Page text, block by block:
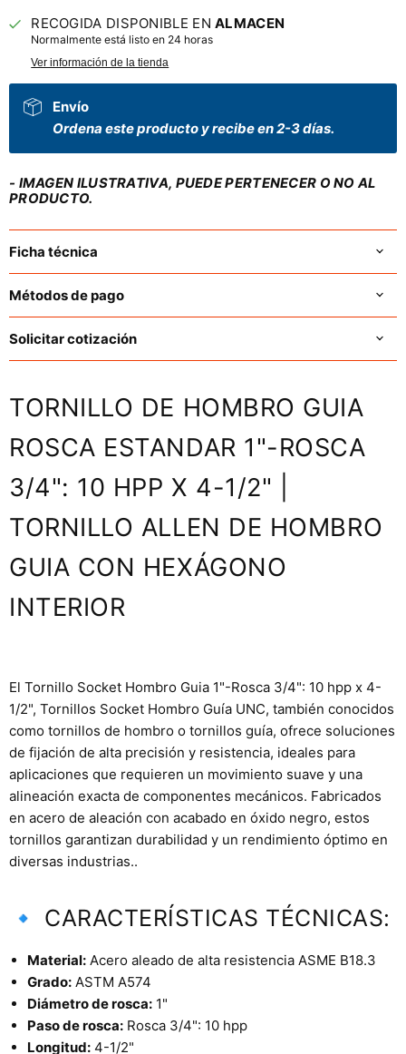
RECOGIDA DISPONIBLE ENALMACEN
Normalmente está listo en 24 horas
Ver información de la tienda
Envío
Ordena este producto y recibe en 2-3 días.
- IMAGEN ILUSTRATIVA, PUEDE PERTENECER O NO AL
PRODUCTO.
Ficha técnica
Métodos de pago
Solicitar cotización
TORNILLO DE HOMBRO GUIA
ROSCA ESTANDAR 1"-ROSCA
3/4": 10 HPP X 4-1/2" |
TORNILLO ALLEN DE HOMBRO
GUIA CON HEXÁGONO
INTERIOR
El Tornillo Socket Hombro Guia 1"-Rosca 3/4": 10 hpp x 4-
1/2", Tornillos Socket Hombro Guía UNC, también conocidos
como tornillos de hombro o tornillos guía, ofrece soluciones
de fijación de alta precisión y resistencia, ideales para
aplicaciones que requieren un movimiento suave y una
alineación exacta de componentes mecánicos. Fabricados
en acero de aleación con acabado en óxido negro, estos
tornillos garantizan durabilidad y un rendimiento óptimo en
diversas industrias..
🔹 CARACTERÍSTICAS TÉCNICAS:
Material: Acero aleado de alta resistencia ASME B18.3
Grado: ASTM A574
Diámetro de rosca: 1"
Paso de rosca: Rosca 3/4": 10 hpp
Longitud: 4-1/2"